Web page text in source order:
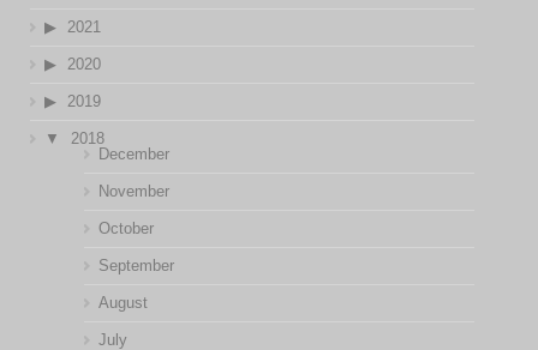
2021
2020
2019
2018
December
November
October
September
August
July